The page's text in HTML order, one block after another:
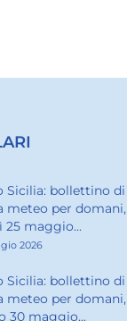
Sicilia: bollettino di
meteo per domani,
25 maggio...
2026
Sicilia: bollettino di
meteo per domani,
30 maggio...